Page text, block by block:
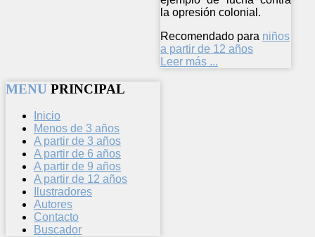
la opresión colonial.
Recomendado para niños
a partir de 12 años
Leer más ...
MENU PRINCIPAL
Inicio
Menos de 3 años
A partir de 3 años
A partir de 6 años
A partir de 9 años
A partir de 12 años
Ilustradores
Autores
Contacto
Buscador